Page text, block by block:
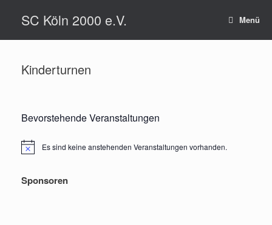
springenSC Köln 2000 e.V. Menü
Kinderturnen
Bevorstehende Veranstaltungen
HinweisEs sind keine anstehenden Veranstaltungen vorhanden.
Sponsoren